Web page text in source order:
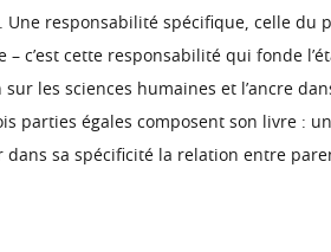
responsabilité spécifique, celle du
c’est cette responsabilité qui fonde
les sciences humaines et l’ancre
parties égales composent son livre :
sa spécificité la relation entre